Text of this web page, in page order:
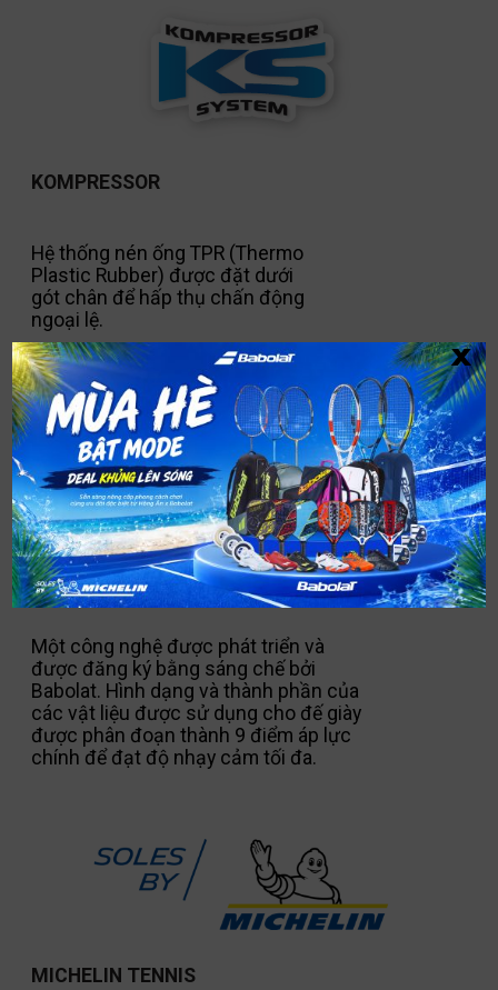
KOMPRESSOR
Hệ thống nén ống TPR (Thermo
Plastic Rubber) được đặt dưới
gót chân để hấp thụ chấn động
ngoại lệ.
ACTIVE FLEXION
Một công nghệ được phát triển và
được đăng ký bằng sáng chế bởi
Babolat. Hình dạng và thành phần của
các vật liệu được sử dụng cho đế giày
được phân đoạn thành 9 điểm áp lực
chính để đạt độ nhạy cảm tối đa.
MICHELIN TENNIS
x